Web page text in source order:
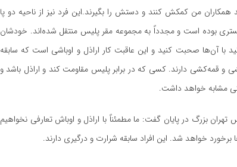
من کمکش کنند و دستش را بگیرند.این فرد نیز از ناحیه دو پا
بوده است و مجدداً به مجموعه مقر پلیس منتقل شده‌اند. خودشان
با آن‌ها صحبت کنید و این عاقبت کار اراذل و اوباشی است که سابقه
و قمه‌کشی دارند. کسی که در برابر پلیس مقاومت کند و اراذل باشد و
مشابه خواهد داشت.
بزرگ در پایان گفت: ما مطمئناً با اراذل و اوباش تعارفی نخواهیم
خواهد شد. این افراد سابقه شرارت و درگیری دارند.